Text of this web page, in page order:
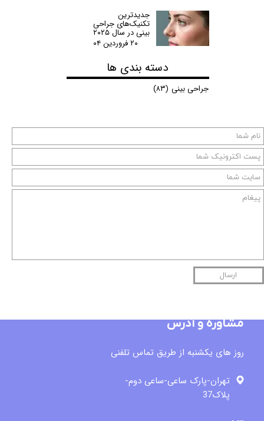
ارسال
جدیدترین
تکنیک‌های جراحی
بینی در سال ۲۰۲۵
۲۰ فروردین ۰۴
دسته بندی ها
جراحی بینی (۸۳)
مشاوره و آدرس
روز های یکشنبه از طریق تماس تلفنی
تهران-پارک ساعی-ساعی دوم-
پلاک37